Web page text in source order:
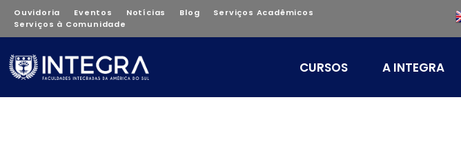
Ouvidoria Eventos Notícias Blog
Serviços Acadêmicos
Serviços à Comunidade
CURSOS A INTEGRA